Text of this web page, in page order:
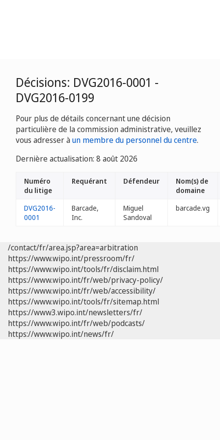
Décisions: DVG2016-0001 -
DVG2016-0199
Pour plus de détails concernant une décision
particulière de la commission administrative, veuillez
vous adresser àun membre du personnel du centre.
Dernière actualisation: 8 août 2026
Numéro
du litige
Requérant Défendeur
Nom(s) de
domaine
DVG2016-
0001
Barcade,
Inc.
Miguel
Sandoval
barcade.vg
/contact/fr/area.jsp?area=arbitration
https://www.wipo.int/pressroom/fr/
https://www.wipo.int/tools/fr/disclaim.html
https://www.wipo.int/fr/web/privacy-policy/
https://www.wipo.int/fr/web/accessibility/
https://www.wipo.int/tools/fr/sitemap.html
https://www3.wipo.int/newsletters/fr/
https://www.wipo.int/fr/web/podcasts/
https://www.wipo.int/news/fr/